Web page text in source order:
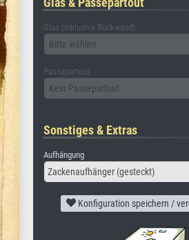
Glas (inklusive Rückwand)
Bitte wählen
Passepartout
Kein Passepartout
Sonstiges & Extras
Aufhängung
Zackenaufhänger (gesteckt)
Konfiguration speichern /